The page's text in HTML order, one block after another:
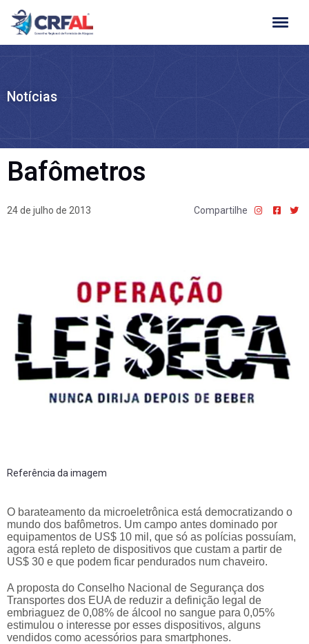
Ir
para
Notícias
Bafômetros
24 de julho de 2013 Compartilhe
Referência da imagem
O barateamento da microeletrônica está democratizando o
mundo dos bafômetros. Um campo antes dominado por
equipamentos de US$ 10 mil, que só as polícias possuíam,
agora está repleto de dispositivos que custam a partir de
US$ 30 e que podem ficar pendurados num chaveiro.
A proposta do Conselho Nacional de Segurança dos
Transportes dos EUA de reduzir a definição legal de
embriaguez de 0,08% de álcool no sangue para 0,05%
estimulou o interesse por esses dispositivos, alguns
vendidos como acessórios para smartphones.